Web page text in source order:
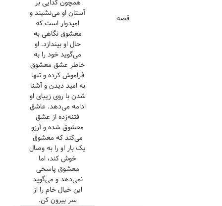
قصه
همچون گدایی بر
آستان او می‌نشیند و
امیدوار است که
معشوق نگاهی به
حال او بیندازد. او
می‌گوید خود را به
خاطر عشق معشوق
فراموش کرده و تنها
به امید دیدن و آشنا
شدن با روی زیبای او
ادامه می‌دهد. عاشق
فتنه‌زده از عشق
معشوق شده و آرزو
می‌کند که معشوق
یک بار او را به وصال
خوش کند، اما
معشوق پاسخی
نمی‌دهد و می‌گوید
این خیال خام را از
سر بیرون کن.